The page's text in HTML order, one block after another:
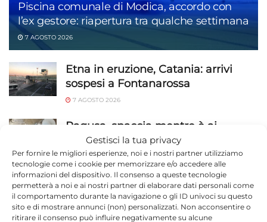
Gestisci la tua privacy
Per fornire le migliori esperienze, noi e i nostri partner utilizziamo
tecnologie come i cookie per memorizzare e/o accedere alle
informazioni del dispositivo. Il consenso a queste tecnologie
permetterà a noi e ai nostri partner di elaborare dati personali come
il comportamento durante la navigazione o gli ID univoci su questo
sito e di mostrare annunci (non) personalizzati. Non acconsentire o
ritirare il consenso può influire negativamente su alcune
Piscina comunale di Modica, accordo con
l’ex gestore: riapertura tra qualche settimana
7 AGOSTO 2026
Etna in eruzione, Catania: arrivi
sospesi a Fontanarossa
7 AGOSTO 2026
Ragusa, spaccia mentre è ai
domiciliari: cocaina trovata nel
bagno
7 AGOSTO 2026
Guardia Costiera di Pozzallo, oltre
1.200 controlli sul litorale ibleo: